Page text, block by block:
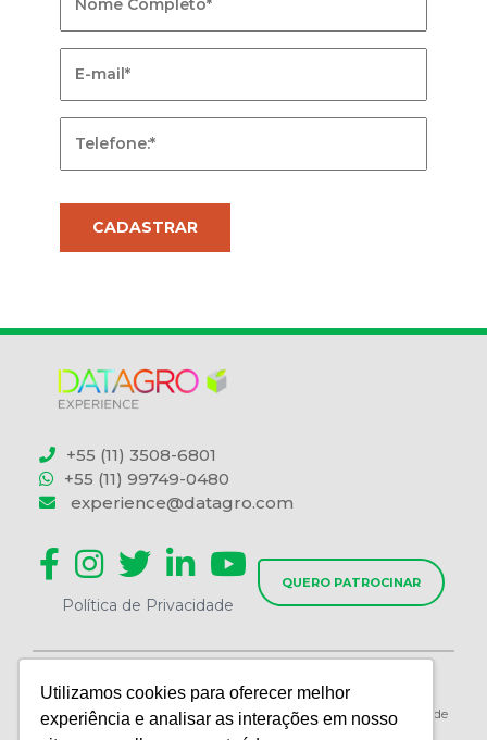
Utilizamos cookies para oferecer melhor
experiência e analisar as interações em nosso
+55 (11) 3508-6801
+55 (11) 99749-0480
experience@datagro.com
Política de Privacidade
QUERO PATROCINAR
WORLD AGRI CONSULTORIA E EVENTOS LTDA | CNPJ
57.558.159/0001-43 | Calçada das Avencas, 15 Centro Comercial de
Alphaville – Barueri, SP - Brasil CEP: 06453-031